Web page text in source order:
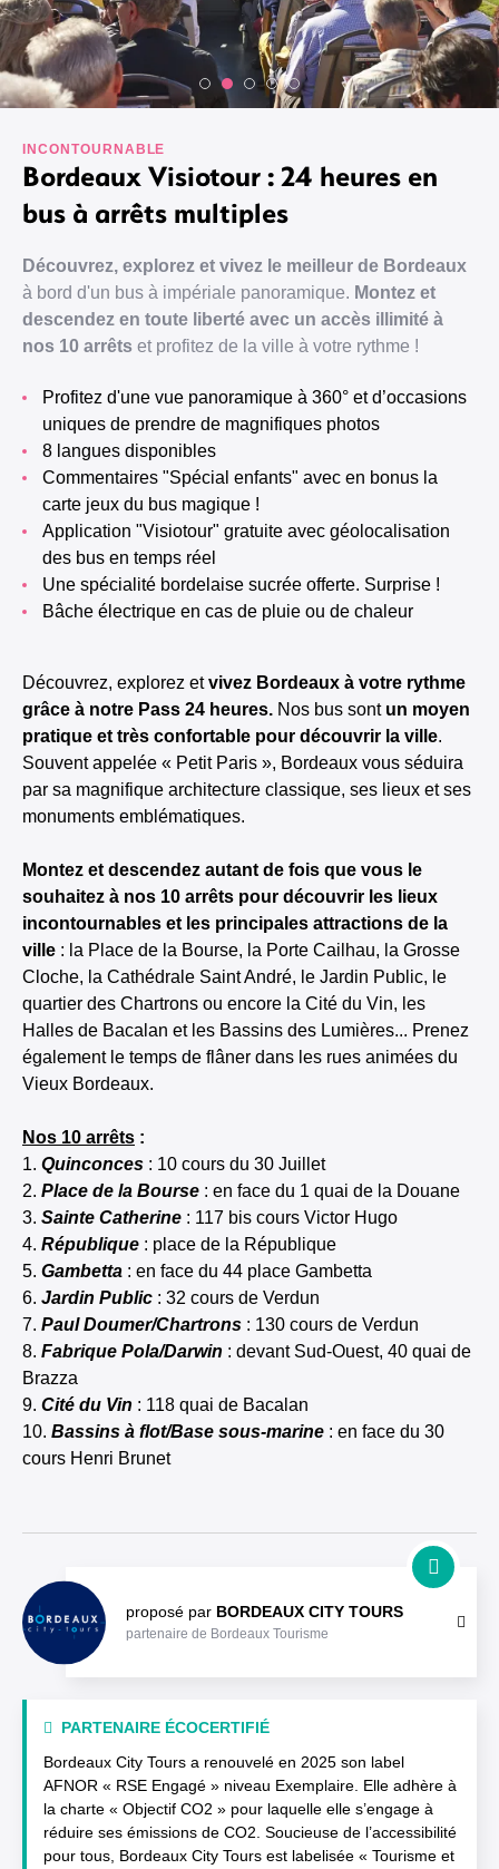
INCONTOURNABLE
Bordeaux Visiotour : 24 heures en
bus à arrêts multiples
Découvrez, explorez et vivez le meilleur de Bordeaux
à bord d'un bus à impériale panoramique. Montez et
descendez en toute liberté avec un accès illimité à
nos 10 arrêts et profitez de la ville à votre rythme !
Profitez d'une vue panoramique à 360° et d’occasions
uniques de prendre de magnifiques photos
8 langues disponibles
Commentaires "Spécial enfants" avec en bonus la
carte jeux du bus magique !
Application "Visiotour" gratuite avec géolocalisation
des bus en temps réel
Une spécialité bordelaise sucrée offerte. Surprise !
Bâche électrique en cas de pluie ou de chaleur
Découvrez, explorez etvivez Bordeaux à votre rythme
grâce à notre Pass 24 heures. Nos bus sont un moyen
pratique et très confortable pour découvrir la ville.
Souvent appelée « Petit Paris », Bordeaux vous séduira
par sa magnifique architecture classique, ses lieux et ses
monuments emblématiques.
Montez et descendez autant de fois que vous le
souhaitez à nos 10 arrêts pour découvrir les lieux
incontournables et les principales attractions de la
ville : la Place de la Bourse, la Porte Cailhau, la Grosse
Cloche, la Cathédrale Saint André, le Jardin Public, le
quartier des Chartrons ou encore la Cité du Vin, les
Halles de Bacalan et les Bassins des Lumières... Prenez
également le temps de flâner dans les rues animées du
Vieux Bordeaux.
Nos 10 arrêts :
1. Quinconces : 10 cours du 30 Juillet
2. Place de la Bourse : en face du 1 quai de la Douane
3. Sainte Catherine : 117 bis cours Victor Hugo
4. République : place de la République
5. Gambetta : en face du 44 place Gambetta
6. Jardin Public : 32 cours de Verdun
7. Paul Doumer/Chartrons : 130 cours de Verdun
8. Fabrique Pola/Darwin : devant Sud-Ouest, 40 quai de
Brazza
9. Cité du Vin : 118 quai de Bacalan
10. Bassins à flot/Base sous-marine : en face du 30
cours Henri Brunet
proposé par BORDEAUX CITY TOURS
partenaire de Bordeaux Tourisme
PARTENAIRE ÉCOCERTIFIÉ
Bordeaux City Tours a renouvelé en 2025 son label
AFNOR « RSE Engagé » niveau Exemplaire. Elle adhère à
la charte « Objectif CO2 » pour laquelle elle s’engage à
réduire ses émissions de CO2. Soucieuse de l’accessibilité
pour tous, Bordeaux City Tours est labelisée « Tourisme et